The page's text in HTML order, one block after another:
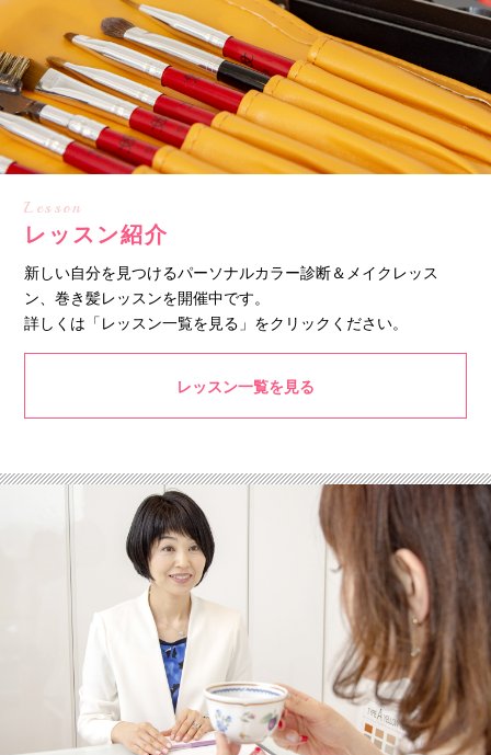
Lesson
レッスン紹介
新しい自分を見つけるパーソナルカラー診断＆メイクレッス
ン、巻き髪レッスンを開催中です。
詳しくは「レッスン一覧を見る」をクリックください。
レッスン一覧を見る